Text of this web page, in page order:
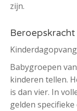
zijn.
Beroepskracht
Kinderdagopvang
Babygroepen
kinderen tellen.
is dan vier. In
gelden